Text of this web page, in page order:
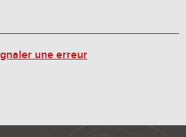
une erreur